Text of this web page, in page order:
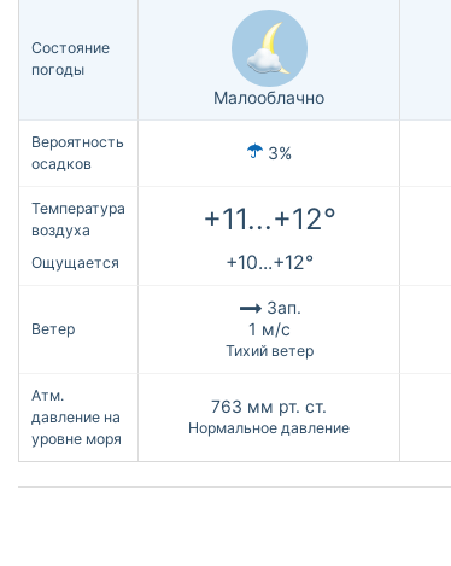
Состояние
погоды
Малооблачно
Вероятность
осадков
3%
Температура
воздуха
+11...+12°
Ощущается +10...+12°
Ветер
Зап.
1 м/с
Тихий ветер
Атм.
давление на
уровне моря
763 мм рт. ст.
Нормальное давление